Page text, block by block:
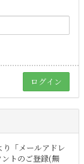
「メールアドレ
トのご登録(無